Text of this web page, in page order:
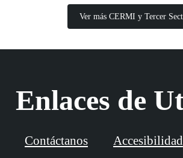
Ver más CERMI y Tercer
Enlaces de
Contáctanos Accesibilidad